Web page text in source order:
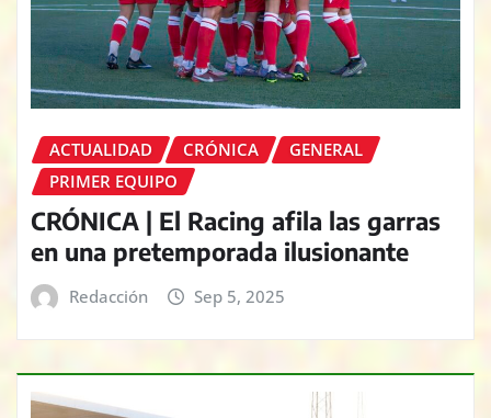
ACTUALIDAD CRÓNICA
GENERAL
PRIMER EQUIPO
CRÓNICA | El Racing afila las garras
en una pretemporada ilusionante
Redacción Sep 5, 2025